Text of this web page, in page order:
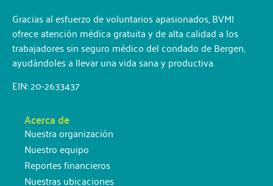
Gracias al esfuerzo de voluntarios apasionados, BVMI
ofrece atención médica gratuita y de alta calidad a los
trabajadores sin seguro médico del condado de Bergen,
ayudándoles a llevar una vida sana y productiva.
EIN: 20-2633437
Acerca de
Nuestra organización
Nuestro equipo
Reportes financieros
Nuestras ubicaciones